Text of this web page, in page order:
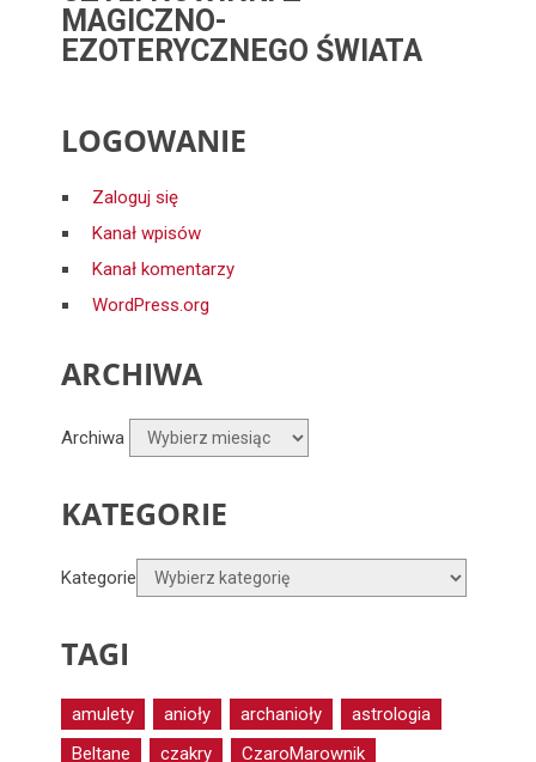
MAGICZNO-
EZOTERYCZNEGO ŚWIATA
LOGOWANIE
Zaloguj się
Kanał wpisów
Kanał komentarzy
WordPress.org
ARCHIWA
Archiwa
KATEGORIE
Kategorie
TAGI
amulety anioły archanioły
astrologia
Beltane
czakry
CzaroMarownik